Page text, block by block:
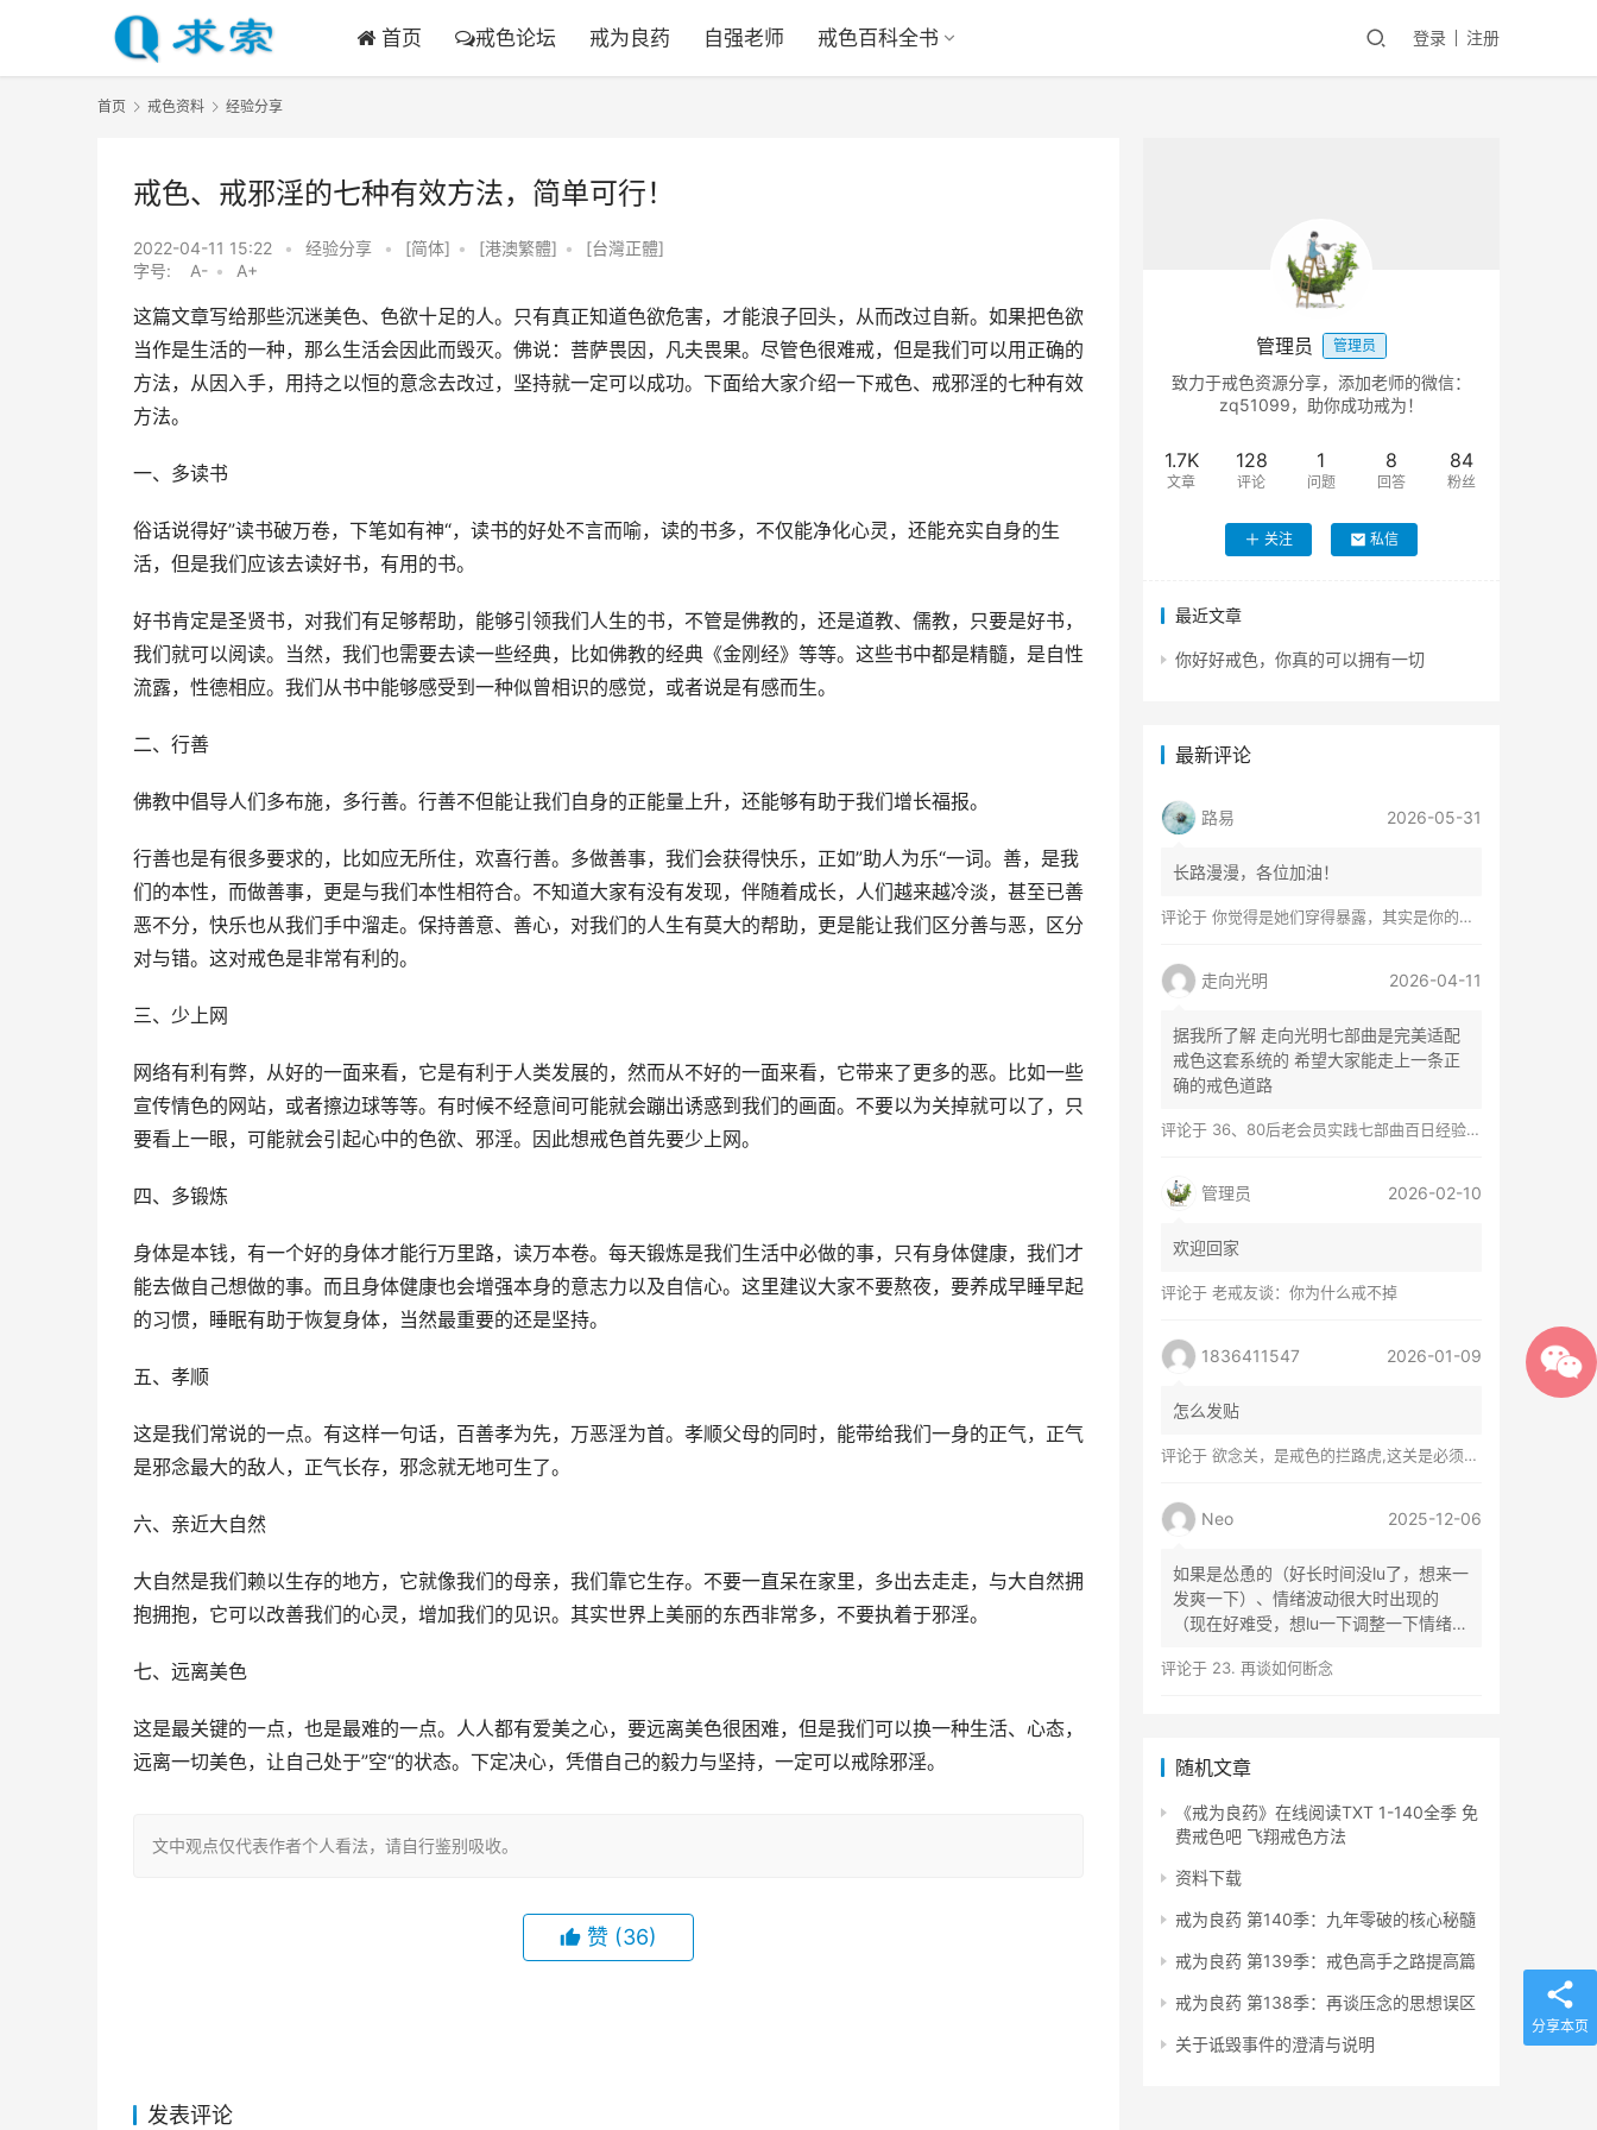
首页 戒色论坛 戒为良药 自强老师 戒色百科全书 登录 注册
首页 戒色资料 经验分享
戒色、戒邪淫的七种有效方法，简单可行！
2022-04-11 15:22 • 经验分享 • [简体] • [港澳繁體] •
[台灣正體]
字号:
A- • A+
这篇文章写给那些沉迷美色、色欲十足的人。只有真正知道色欲危害，才能浪子回头，从而改过自新。如果把色欲
当作是生活的一种，那么生活会因此而毁灭。佛说：菩萨畏因，凡夫畏果。尽管色很难戒，但是我们可以用正确的
方法，从因入手，用持之以恒的意念去改过，坚持就一定可以成功。下面给大家介绍一下戒色、戒邪淫的七种有效
方法。
一、多读书
俗话说得好”读书破万卷，下笔如有神“，读书的好处不言而喻，读的书多，不仅能净化心灵，还能充实自身的生
活，但是我们应该去读好书，有用的书。
好书肯定是圣贤书，对我们有足够帮助，能够引领我们人生的书，不管是佛教的，还是道教、儒教，只要是好书，
我们就可以阅读。当然，我们也需要去读一些经典，比如佛教的经典《金刚经》等等。这些书中都是精髓，是自性
流露，性德相应。我们从书中能够感受到一种似曾相识的感觉，或者说是有感而生。
二、行善
佛教中倡导人们多布施，多行善。行善不但能让我们自身的正能量上升，还能够有助于我们增长福报。
行善也是有很多要求的，比如应无所住，欢喜行善。多做善事，我们会获得快乐，正如”助人为乐“一词。善，是我
们的本性，而做善事，更是与我们本性相符合。不知道大家有没有发现，伴随着成长，人们越来越冷淡，甚至已善
恶不分，快乐也从我们手中溜走。保持善意、善心，对我们的人生有莫大的帮助，更是能让我们区分善与恶，区分
对与错。这对戒色是非常有利的。
三、少上网
网络有利有弊，从好的一面来看，它是有利于人类发展的，然而从不好的一面来看，它带来了更多的恶。比如一些
宣传情色的网站，或者擦边球等等。有时候不经意间可能就会蹦出诱惑到我们的画面。不要以为关掉就可以了，只
要看上一眼，可能就会引起心中的色欲、邪淫。因此想戒色首先要少上网。
四、多锻炼
身体是本钱，有一个好的身体才能行万里路，读万本卷。每天锻炼是我们生活中必做的事，只有身体健康，我们才
能去做自己想做的事。而且身体健康也会增强本身的意志力以及自信心。这里建议大家不要熬夜，要养成早睡早起
的习惯，睡眠有助于恢复身体，当然最重要的还是坚持。
五、孝顺
这是我们常说的一点。有这样一句话，百善孝为先，万恶淫为首。孝顺父母的同时，能带给我们一身的正气，正气
是邪念最大的敌人，正气长存，邪念就无地可生了。
六、亲近大自然
大自然是我们赖以生存的地方，它就像我们的母亲，我们靠它生存。不要一直呆在家里，多出去走走，与大自然拥
抱拥抱，它可以改善我们的心灵，增加我们的见识。其实世界上美丽的东西非常多，不要执着于邪淫。
七、远离美色
这是最关键的一点，也是最难的一点。人人都有爱美之心，要远离美色很困难，但是我们可以换一种生活、心态，
远离一切美色，让自己处于”空“的状态。下定决心，凭借自己的毅力与坚持，一定可以戒除邪淫。
文中观点仅代表作者个人看法，请自行鉴别吸收。
赞 (36)
发表评论
管理员 管理员
致力于戒色资源分享，添加老师的微信：
zq51099，助你成功戒为！
1.7K
文章
128
评论
1
问题
8
回答
84
粉丝
关注 私信
最近文章
你好好戒色，你真的可以拥有一切
最新评论
路易 2026-05-31
长路漫漫，各位加油！
评论于 你觉得是她们穿得暴露，其实是你的心在着火
走向光明 2026-04-11
据我所了解 走向光明七部曲是完美适配
戒色这套系统的 希望大家能走上一条正
确的戒色道路
评论于 36、80后老会员实践七部曲百日经验谈兼苦口忠言
管理员 2026-02-10
欢迎回家
评论于 老戒友谈：你为什么戒不掉
1836411547 2026-01-09
怎么发贴
评论于 欲念关，是戒色的拦路虎,这关是必须过的
Neo 2025-12-06
如果是怂恿的（好长时间没lu了，想来一
发爽一下）、情绪波动很大时出现的
（现在好难受，想lu一下调整一下情绪）
评论于 23. 再谈如何断念
随机文章
《戒为良药》在线阅读TXT 1-140全季 免
费戒色吧 飞翔戒色方法
资料下载
戒为良药 第140季：九年零破的核心秘髓
戒为良药 第139季：戒色高手之路提高篇
戒为良药 第138季：再谈压念的思想误区
关于诋毁事件的澄清与说明
分享本页